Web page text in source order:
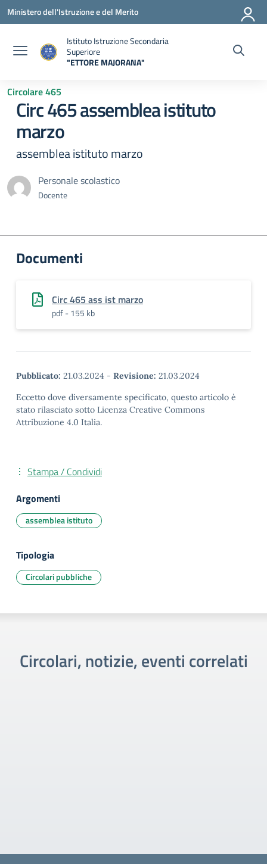
Vai ai contenuti
Vai al menu di navigazione
Vai al footer
Ministero dell'Istruzione e del Merito
Istituto Istruzione Secondaria
Superiore
"ETTORE MAJORANA"
Circolare 465
Circ 465 assemblea istituto
marzo
assemblea istituto marzo
Personale scolastico
Docente
Documenti
Circ 465 ass ist marzo
pdf - 155 kb
Pubblicato: 21.03.2024 - Revisione: 21.03.2024
Eccetto dove diversamente specificato, questo articolo è
stato rilasciato sotto Licenza Creative Commons
Attribuzione 4.0 Italia.
Stampa / Condividi
Argomenti
assemblea istituto
Tipologia
Circolari pubbliche
Circolari, notizie, eventi correlati